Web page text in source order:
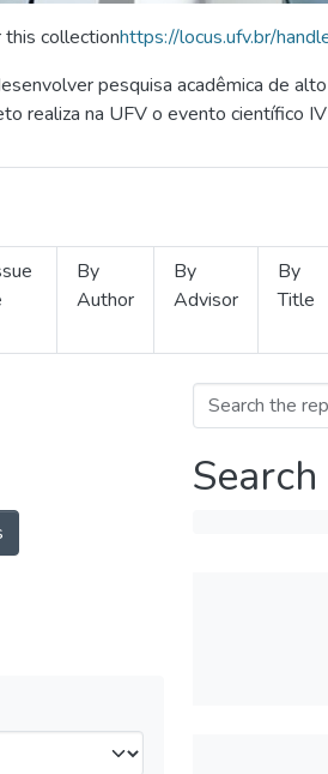
collectionhttps://locus.ufv.br/
pesquisa acadêmica de
realiza na UFV o evento científico
By
Author
By
Advisor
By
Title